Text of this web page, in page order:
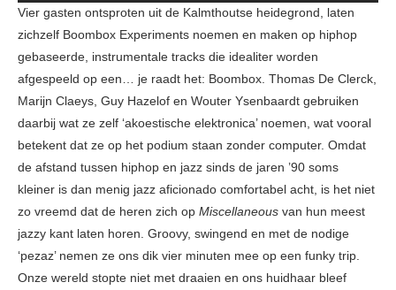
Vier gasten ontsproten uit de Kalmthoutse heidegrond, laten
zichzelf Boombox Experiments noemen en maken op hiphop
gebaseerde, instrumentale tracks die idealiter worden
afgespeeld op een… je raadt het: Boombox. Thomas De Clerck,
Marijn Claeys, Guy Hazelof en Wouter Ysenbaardt gebruiken
daarbij wat ze zelf ‘akoestische elektronica’ noemen, wat vooral
betekent dat ze op het podium staan zonder computer. Omdat
de afstand tussen hiphop en jazz sinds de jaren ’90 soms
kleiner is dan menig jazz aficionado comfortabel acht, is het niet
zo vreemd dat de heren zich op Miscellaneous van hun meest
jazzy kant laten horen. Groovy, swingend en met de nodige
‘pezaz’ nemen ze ons dik vier minuten mee op een funky trip.
Onze wereld stopte niet met draaien en ons huidhaar bleef